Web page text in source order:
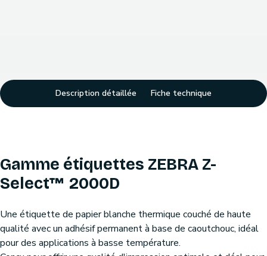
Description détaillée Fiche technique
Gamme étiquettes ZEBRA Z-
Select™ 2000D
Une étiquette de papier blanche thermique couché de haute
qualité avec un adhésif permanent à base de caoutchouc, idéal
pour des applications à basse température.